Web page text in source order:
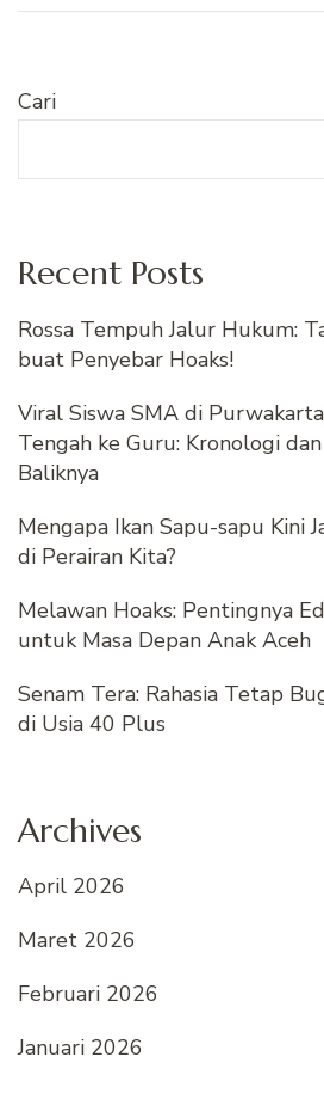
Cari
Recent Posts
Rossa Tempuh Jalur Hukum:
buat Penyebar Hoaks!
Viral Siswa SMA di
Tengah ke Guru: Kronologi
Baliknya
Mengapa Ikan Sapu-sapu Kini
di Perairan Kita?
Melawan Hoaks: Pentingnya
untuk Masa Depan Anak Aceh
Senam Tera: Rahasia Tetap
di Usia 40 Plus
Archives
April 2026
Maret 2026
Februari 2026
Januari 2026